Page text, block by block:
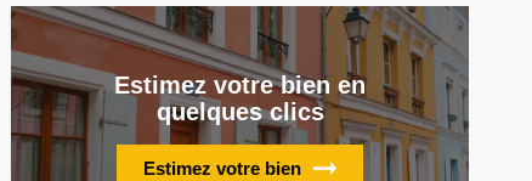
Estimez votre bien en
quelques clics
Estimez votre bien